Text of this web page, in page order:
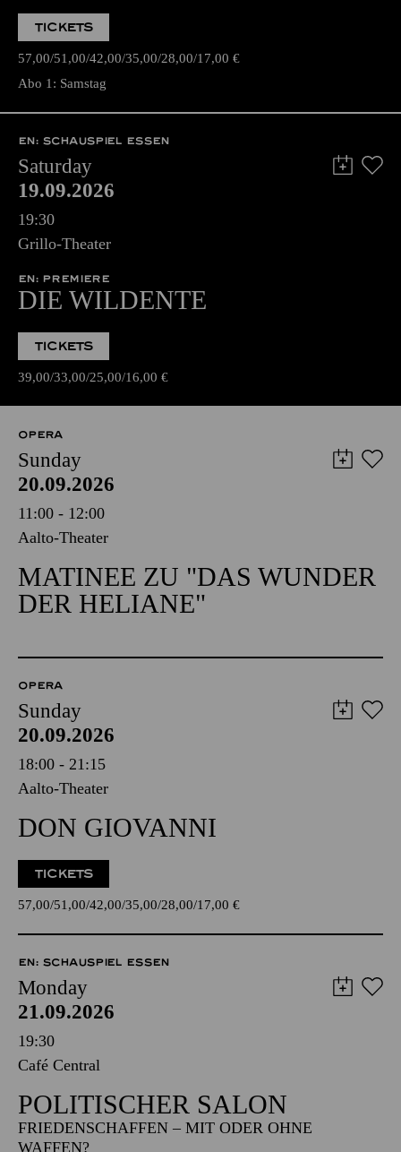
TICKETS
57,00 51,00 42,00 35,00 28,00 17,00 €
Abo 1: Samstag
EN: SCHAUSPIEL ESSEN
Saturday
19.09.2026
19:30
Grillo-Theater
EN: PREMIERE
DIE WILDENTE
TICKETS
39,00 33,00 25,00 16,00 €
OPERA
Sunday
20.09.2026
11:00 - 12:00
Aalto-Theater
MATINEE ZU "DAS WUNDER
DER HELIANE"
OPERA
Sunday
20.09.2026
18:00 - 21:15
Aalto-Theater
DON GIOVANNI
TICKETS
57,00 51,00 42,00 35,00 28,00 17,00 €
EN: SCHAUSPIEL ESSEN
Monday
21.09.2026
19:30
Café Central
POLITISCHER SALON
FRIEDENSCHAFFEN – MIT ODER OHNE
WAFFEN?